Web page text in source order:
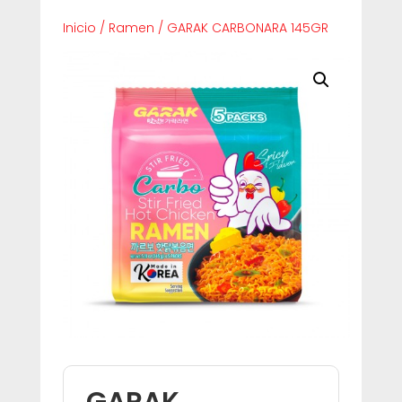
Inicio / Ramen / GARAK CARBONARA 145GR